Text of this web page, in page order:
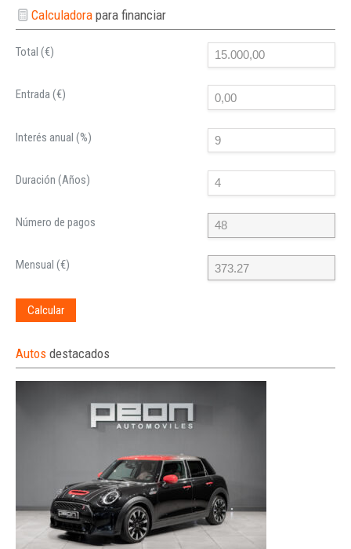
Calculadorapara financiar
Total (€)
Entrada (€)
Interés anual (%)
Duración (Años)
Número de pagos
Mensual (€)
Calcular
Autos destacados